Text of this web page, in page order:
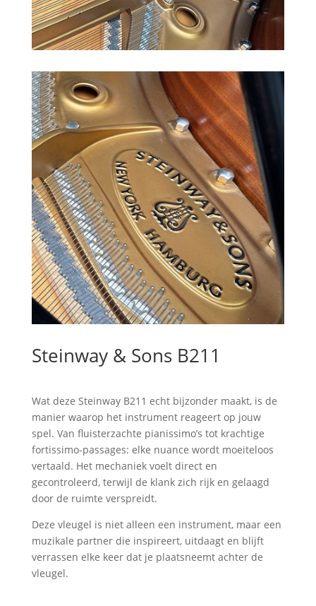
Steinway & Sons B211
Wat deze Steinway B211 echt bijzonder maakt, is de
manier waarop het instrument reageert op jouw
spel. Van fluisterzachte pianissimo’s tot krachtige
fortissimo-passages: elke nuance wordt moeiteloos
vertaald. Het mechaniek voelt direct en
gecontroleerd, terwijl de klank zich rijk en gelaagd
door de ruimte verspreidt.
Deze vleugel is niet alleen een instrument, maar een
muzikale partner die inspireert, uitdaagt en blijft
verrassen elke keer dat je plaatsneemt achter de
vleugel.